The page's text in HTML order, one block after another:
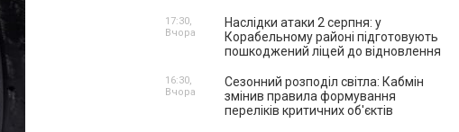
Наслідки атаки 2 серпня: у
Корабельному районі підготовують
пошкоджений ліцей до відновлення
17:30,
Вчора
Сезонний розподіл світла: Кабмін
змінив правила формування
переліків критичних об'єктів
16:30,
Вчора